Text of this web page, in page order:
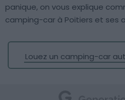
panique, on vous explique
camping-car à Poitiers et ses
Louez un camping-car